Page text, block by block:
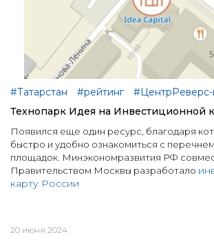
#Татарстан #рейтинг
Технопарк Идея на Инвестиционной
Появился еще один ресурс, благодаря
быстро и удобно ознакомиться с
площадок. Минэкономразвития РФ
Правительством Москвы разработало
карту России
20 июня 2024